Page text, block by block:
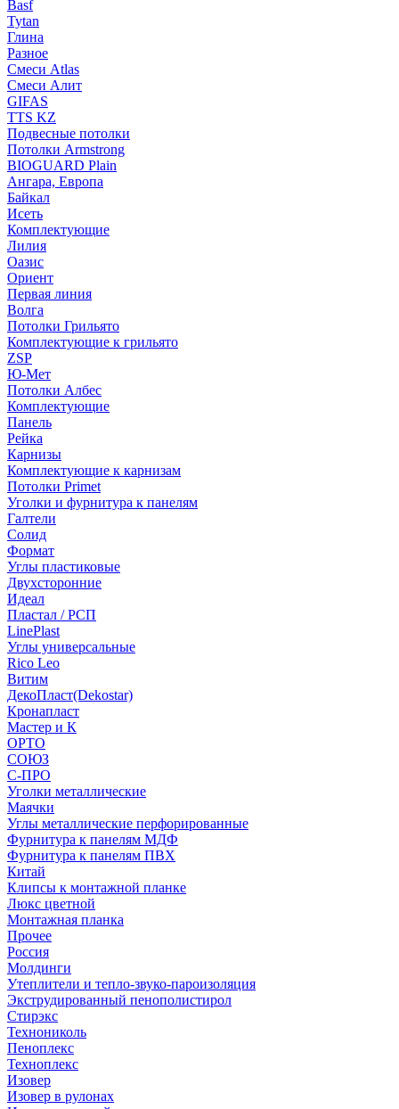
Basf
Tytan
Глина
Разное
Смеси Atlas
Смеси Алит
GIFAS
TTS KZ
Подвесные потолки
Потолки Armstrong
BIOGUARD Plain
Ангара, Европа
Байкал
Исеть
Комплектующие
Лилия
Оазис
Ориент
Первая линия
Волга
Потолки Грильято
Комплектующие к грильято
ZSP
Ю-Мет
Потолки Албес
Комплектующие
Панель
Рейка
Карнизы
Комплектующие к карнизам
Потолки Primet
Уголки и фурнитура к панелям
Галтели
Солид
Формат
Углы пластиковые
Двухсторонние
Идеал
Пластал / РСП
LinePlast
Углы универсальные
Rico Leo
Витим
ДекоПласт(Dekostar)
Кронапласт
Мастер и К
ОРТО
СОЮЗ
С-ПРО
Уголки металлические
Маячки
Углы металлические перфорированные
Фурнитура к панелям МДФ
Фурнитура к панелям ПВХ
Китай
Клипсы к монтажной планке
Люкс цветной
Монтажная планка
Прочее
Россия
Молдинги
Утеплители и тепло-звуко-пароизоляция
Экструдированный пенополистирол
Стирэкс
Технониколь
Пеноплекс
Техноплекс
Изовер
Изовер в рулонах